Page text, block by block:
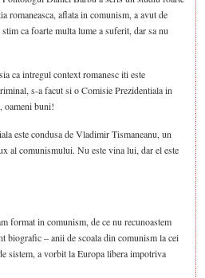
romaneasca, aflata in comunism, a avut de
ca foarte multa lume a suferit, dar sa nu
ca intregul context romanesc iti este
s-a facut si o Comisie Prezidentiala in
oameni buni!
este condusa de Vladimir Tismaneanu, un
al comunismului. Nu este vina lui, dar el este
format in comunism, de ce nu recunoastem
biografic – anii de scoala din comunism la cei
sistem, a vorbit la Europa libera impotriva